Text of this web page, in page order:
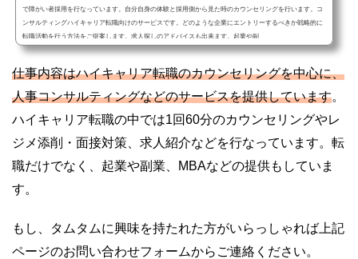
で障がい者採用を行なっています。自分自身の体験と採用側から見た時のカウンセリングを行います。コ
ンサルティングハイキャリア転職向けのサービスです。どのような企業にエントリーするべきか戦略的に
転職活動を行う方法をご提案します。求人探しのアドバイスも出来ます。起業や副
仕事内容はハイキャリア転職のカウンセリングを中心に、
人事コンサルティングなどのサービスを提供しています。
ハイキャリア転職の中では1回60分のカウンセリングやレ
ジメ添削・面接対策、求人紹介などを行なっています。転
職だけでなく、起業や副業、MBAなどの提供もしていま
す。
もし、タムタムに興味を持たれた方がいらっしゃれば上記
ページのお問い合わせフォームからご連絡ください。